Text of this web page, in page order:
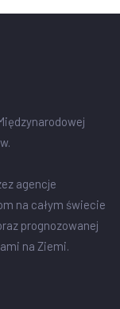
agencje
na całym świecie
prognozowanej
na Ziemi.